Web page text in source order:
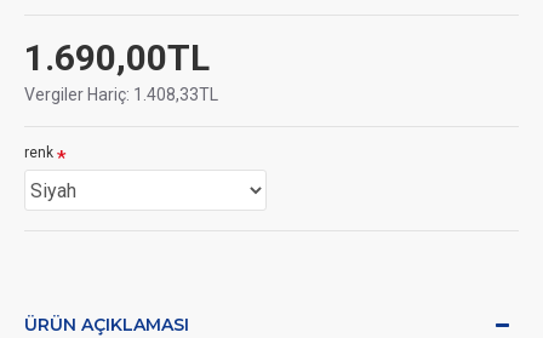
1.690,00TL
Vergiler Hariç: 1.408,33TL
renk
ÜRÜN AÇIKLAMASI